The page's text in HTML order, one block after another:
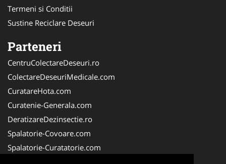
Termeni si Conditii
Sustine Reciclare Deseuri
Parteneri
CentruColectareDeseuri.ro
ColectareDeseuriMedicale.com
CuratareHota.com
Curatenie-Generala.com
DeratizareDezinsectie.ro
Spalatorie-Covoare.com
Spalatorie-Curatatorie.com